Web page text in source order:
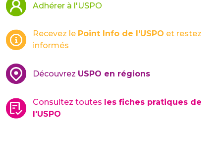
Adhérer à l'USPO
Recevez le Point Info de l'USPO et restez
informés
Découvrez USPO en régions
Consultez toutes les fiches pratiques de
l'USPO